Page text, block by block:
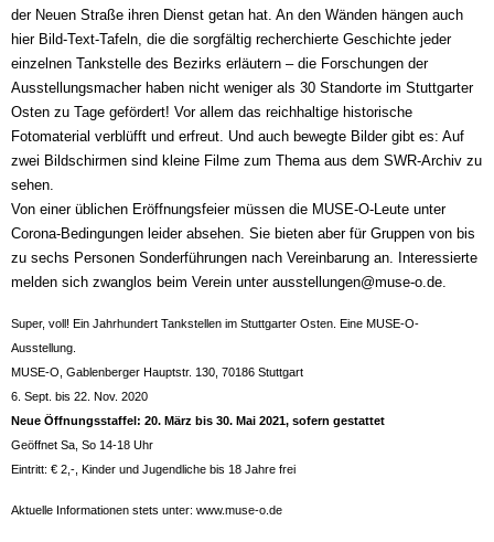
der Neuen Straße ihren Dienst getan hat. An den Wänden hängen auch
hier Bild-Text-Tafeln, die die sorgfältig recherchierte Geschichte jeder
einzelnen Tankstelle des Bezirks erläutern – die Forschungen der
Ausstellungsmacher haben nicht weniger als 30 Standorte im Stuttgarter
Osten zu Tage gefördert! Vor allem das reichhaltige historische
Fotomaterial verblüfft und erfreut. Und auch bewegte Bilder gibt es: Auf
zwei Bildschirmen sind kleine Filme zum Thema aus dem SWR-Archiv zu
sehen.
Von einer üblichen Eröffnungsfeier müssen die MUSE-O-Leute unter
Corona-Bedingungen leider absehen. Sie bieten aber für Gruppen von bis
zu sechs Personen Sonderführungen nach Vereinbarung an. Interessierte
melden sich zwanglos beim Verein unter ausstellungen@muse-o.de.
Super, voll! Ein Jahrhundert Tankstellen im Stuttgarter Osten. Eine MUSE-O-
Ausstellung.
MUSE-O, Gablenberger Hauptstr. 130, 70186 Stuttgart
6. Sept. bis 22. Nov. 2020
Neue Öffnungsstaffel: 20. März bis 30. Mai 2021, sofern gestattet
Geöffnet Sa, So 14-18 Uhr
Eintritt: € 2,-, Kinder und Jugendliche bis 18 Jahre frei
Aktuelle Informationen stets unter: www.muse-o.de